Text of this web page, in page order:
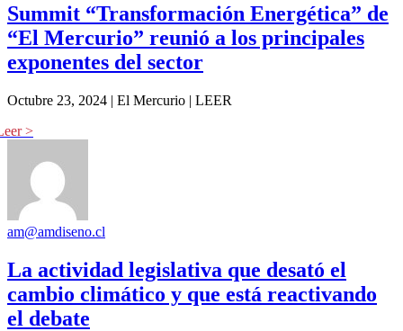
Summit “Transformación Energética” de
“El Mercurio” reunió a los principales
exponentes del sector
Octubre 23, 2024 | El Mercurio | LEER
am@amdiseno.cl
La actividad legislativa que desató el
cambio climático y que está reactivando
el debate